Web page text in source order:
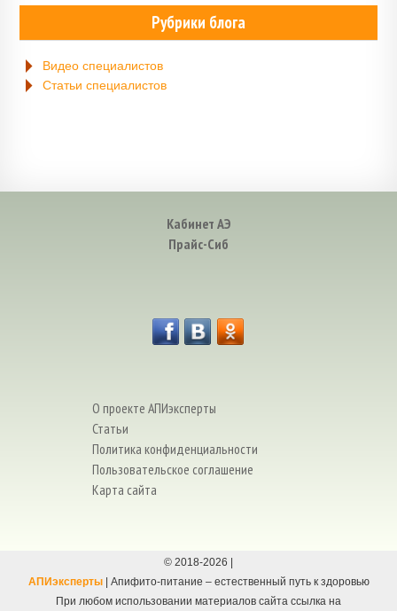
Рубрики блога
Видео специалистов
Статьи специалистов
Кабинет АЭ
Прайс-Сиб
О проекте АПИэксперты
Статьи
Политика конфиденциальности
Пользовательское соглашение
Карта сайта
© 2018-2026
АПИэксперты| Апифито-питание – естественный путь к здоровью
При любом использовании материалов сайта ссылка на